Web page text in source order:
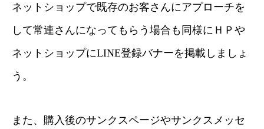
ネットショップで既存のお客さんにアプローチを
して常連さんになってもらう場合も同様にＨＰや
ネットショップにLINE登録バナーを掲載しましょ
う。
また、購入後のサンクスページやサンクスメッセ